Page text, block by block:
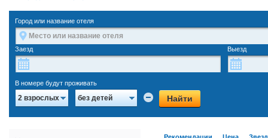
Город или название отеля
Заезд Выезд
В номере будут проживать
2 взрослых без детей Найти